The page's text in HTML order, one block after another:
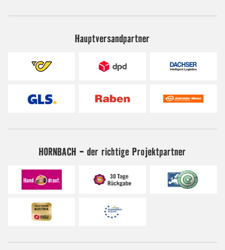
Hauptversandpartner
HORNBACH - der richtige Projektpartner